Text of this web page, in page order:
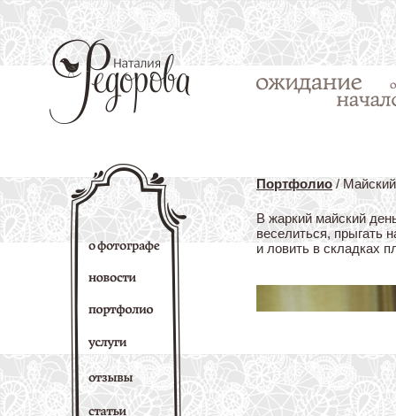
Портфолио /
В жаркий майский
веселиться, прыгать
и ловить в складках